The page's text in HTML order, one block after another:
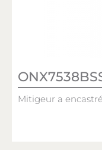
Mitigeur a encastré